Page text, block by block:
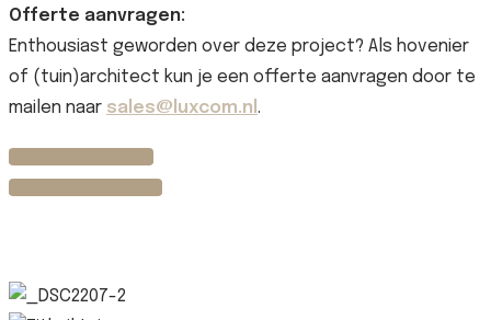
Offerte aanvragen:
Enthousiast geworden over deze project? Als hovenier
of (tuin)architect kun je een offerte aanvragen door te
mailen naar sales@luxcom.nl .
Bekijk meer foto's
Offerte aanvragen